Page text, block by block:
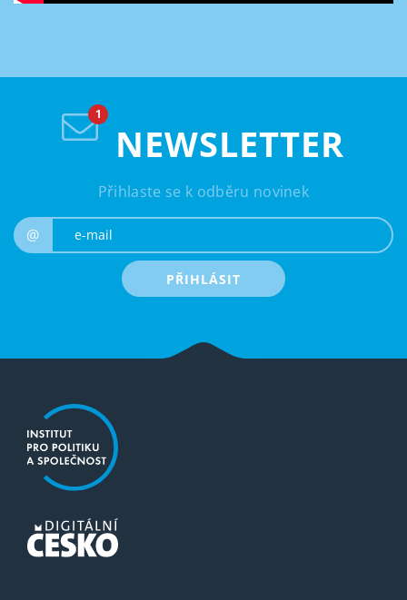
NEWSLETTER
Přihlaste se k odběru novinek
@
PŘIHLÁSIT